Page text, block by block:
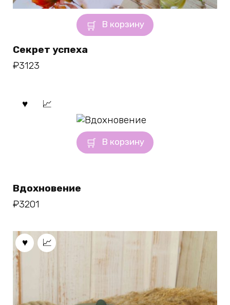
В корзину
Секрет успеха
₽3123
В корзину
Вдохновение
₽3201